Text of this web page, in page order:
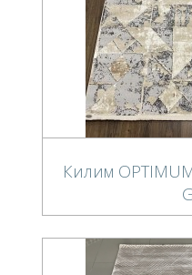
Килим